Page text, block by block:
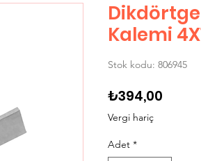
Kalemi
Stok kodu: 806945
₺394,00
Vergi hariç
Adet *